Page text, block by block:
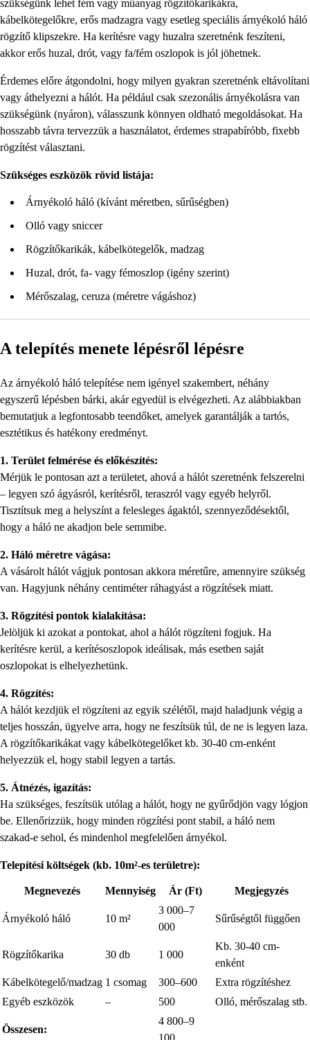
szükségünk lehet fém vagy műanyag rögzítőkarikákra,
kábelkötegelőkre, erős madzagra vagy esetleg speciális árnyékoló háló
rögzítő klipszekre. Ha kerítésre vagy huzalra szeretnénk feszíteni,
akkor erős huzal, drót, vagy fa/fém oszlopok is jól jöhetnek.
Érdemes előre átgondolni, hogy milyen gyakran szeretnénk eltávolítani
vagy áthelyezni a hálót. Ha például csak szezonális árnyékolásra van
szükségünk (nyáron), válasszunk könnyen oldható megoldásokat. Ha
hosszabb távra tervezzük a használatot, érdemes strapabíróbb, fixebb
rögzítést választani.
Szükséges eszközök rövid listája:
Árnyékoló háló (kívánt méretben, sűrűségben)
Olló vagy sniccer
Rögzítőkarikák, kábelkötegelők, madzag
Huzal, drót, fa- vagy fémoszlop (igény szerint)
Mérőszalag, ceruza (méretre vágáshoz)
A telepítés menete lépésről lépésre
Az árnyékoló háló telepítése nem igényel szakembert, néhány
egyszerű lépésben bárki, akár egyedül is elvégezheti. Az alábbiakban
bemutatjuk a legfontosabb teendőket, amelyek garantálják a tartós,
esztétikus és hatékony eredményt.
1. Terület felmérése és előkészítés:
Mérjük le pontosan azt a területet, ahová a hálót szeretnénk felszerelni
– legyen szó ágyásról, kerítésről, teraszról vagy egyéb helyről.
Tisztítsuk meg a helyszínt a felesleges ágaktól, szennyeződésektől,
hogy a háló ne akadjon bele semmibe.
2. Háló méretre vágása:
A vásárolt hálót vágjuk pontosan akkora méretűre, amennyire szükség
van. Hagyjunk néhány centiméter ráhagyást a rögzítések miatt.
3. Rögzítési pontok kialakítása:
Jelöljük ki azokat a pontokat, ahol a hálót rögzíteni fogjuk. Ha
kerítésre kerül, a kerítésoszlopok ideálisak, más esetben saját
oszlopokat is elhelyezhetünk.
4. Rögzítés:
A hálót kezdjük el rögzíteni az egyik szélétől, majd haladjunk végig a
teljes hosszán, ügyelve arra, hogy ne feszítsük túl, de ne is legyen laza.
A rögzítőkarikákat vagy kábelkötegelőket kb. 30-40 cm-enként
helyezzük el, hogy stabil legyen a tartás.
5. Átnézés, igazítás:
Ha szükséges, feszítsük utólag a hálót, hogy ne gyűrődjön vagy lógjon
be. Ellenőrizzük, hogy minden rögzítési pont stabil, a háló nem
szakad-e sehol, és mindenhol megfelelően árnyékol.
Telepítési költségek (kb. 10m²-es területre):
Megnevezés Mennyiség Ár (Ft) Megjegyzés
Árnyékoló háló 10 m²
3 000–7
000
Sűrűségtől függően
Rögzítőkarika 30 db 1 000
Kb. 30-40 cm-
enként
Kábelkötegelő/madzag 1 csomag 300–600
Extra rögzítéshez
Egyéb eszközök
– 500 Olló, mérőszalag stb.
Összesen:
4 800–9
100